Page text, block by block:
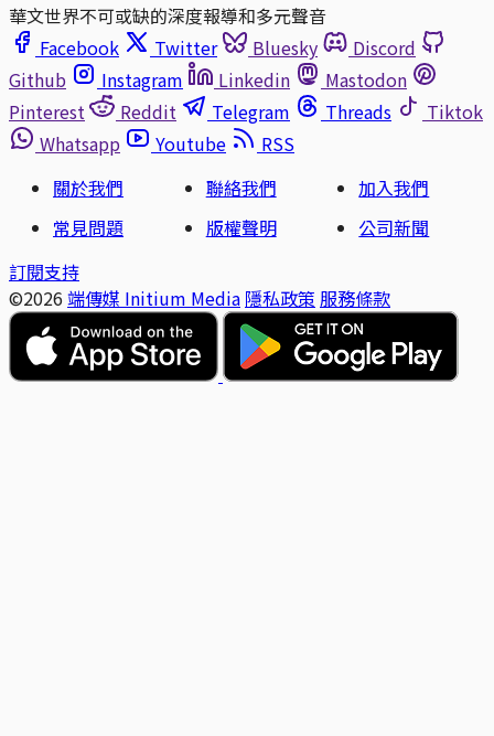
華文世界不可或缺的深度報導和多元聲音
Facebook
Twitter Bluesky
Discord
Github
Instagram Linkedin
Mastodon
Pinterest
Reddit Telegram Threads
Tiktok
Whatsapp
Youtube
RSS
關於我們
聯絡我們
加入我們
常見問題
版權聲明
公司新聞
訂閱支持
©2026 端傳媒 Initium Media 隱私政策 服務條款